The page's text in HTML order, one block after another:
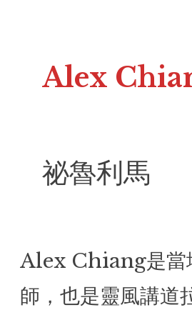
Alex
祕魯利馬
Alex Chiang是當
師，也是靈風講道